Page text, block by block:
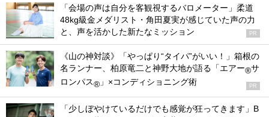
「会場の声は自分を客観視するバロメーター」柔道
48kg級金メダリスト・角田夏実が感じていた声の力
と、声を活かした新たなミッション
PR
《山の神対談》「やっぱり“タイパ”がいい！」箱根の
名ランナー、柏原竜二と神野大地が語る「エアー®サ
ロンパス® 」×コンディショニング術 PR
「少しぼやけているだけでも感覚が狂ってきます」B